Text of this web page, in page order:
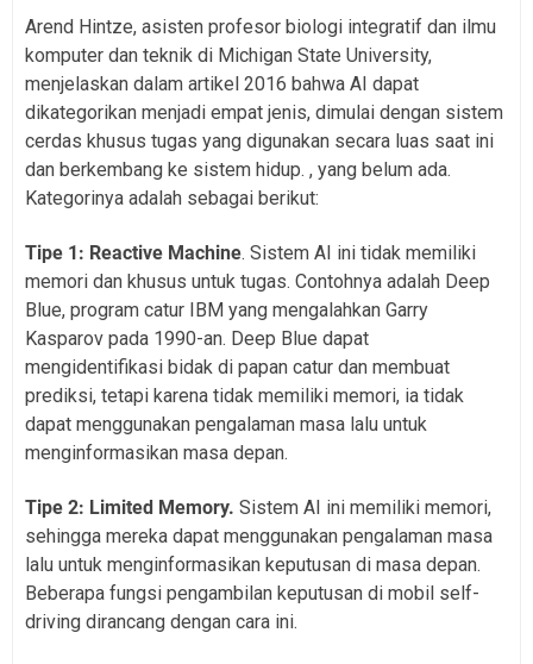
Arend Hintze, asisten profesor biologi integratif dan ilmu
komputer dan teknik di Michigan State University,
menjelaskan dalam artikel 2016 bahwa AI dapat
dikategorikan menjadi empat jenis, dimulai dengan sistem
cerdas khusus tugas yang digunakan secara luas saat ini
dan berkembang ke sistem hidup. , yang belum ada.
Kategorinya adalah sebagai berikut:
Tipe 1: Reactive Machine. Sistem AI ini tidak memiliki
memori dan khusus untuk tugas. Contohnya adalah Deep
Blue, program catur IBM yang mengalahkan Garry
Kasparov pada 1990-an. Deep Blue dapat
mengidentifikasi bidak di papan catur dan membuat
prediksi, tetapi karena tidak memiliki memori, ia tidak
dapat menggunakan pengalaman masa lalu untuk
menginformasikan masa depan.
Tipe 2: Limited Memory. Sistem AI ini memiliki memori,
sehingga mereka dapat menggunakan pengalaman masa
lalu untuk menginformasikan keputusan di masa depan.
Beberapa fungsi pengambilan keputusan di mobil self-
driving dirancang dengan cara ini.